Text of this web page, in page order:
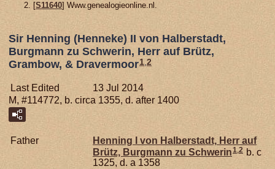
[S11640] Www.genealogieonline.nl.
Sir Henning (Henneke) II von Halberstadt,
Burgmann zu Schwerin, Herr auf Brütz,
Grambow, & Dravermoor1,2
Last Edited
13 Jul 2014
M, #114772, b. circa 1355, d. after 1400
Father Henning I von Halberstadt, Herr auf
Brütz, Burgmann zu Schwerin1,2 b. c
1325, d. a 1358